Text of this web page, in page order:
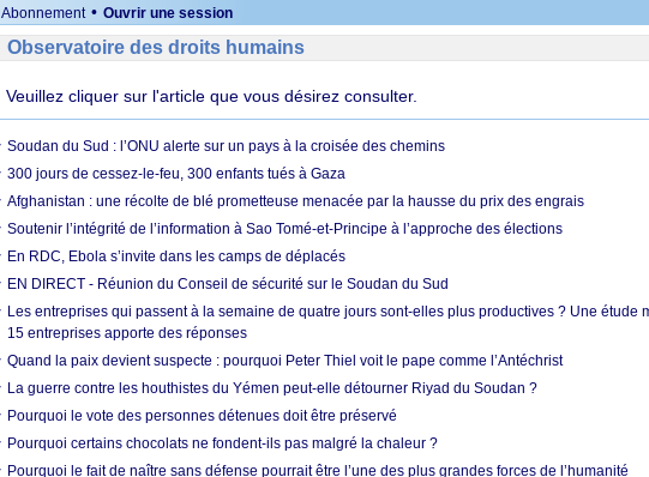
Abonnement • Ouvrir une session
Observatoire des droits humains
Veuillez cliquer sur l'article que vous désirez consulter.
Soudan du Sud : l’ONU alerte sur un pays à la croisée des chemins
300 jours de cessez-le-feu, 300 enfants tués à Gaza
Afghanistan : une récolte de blé prometteuse menacée par la hausse du prix des engrais
Soutenir l’intégrité de l’information à Sao Tomé-et-Principe à l’approche des élections
En RDC, Ebola s’invite dans les camps de déplacés
EN DIRECT - Réunion du Conseil de sécurité sur le Soudan du Sud
Les entreprises qui passent à la semaine de quatre jours sont-elles plus productives ? Une étude
15 entreprises apporte des réponses
Quand la paix devient suspecte : pourquoi Peter Thiel voit le pape comme l’Antéchrist
La guerre contre les houthistes du Yémen peut-elle détourner Riyad du Soudan ?
Pourquoi le vote des personnes détenues doit être préservé
Pourquoi certains chocolats ne fondent-ils pas malgré la chaleur ?
Pourquoi le fait de naître sans défense pourrait être l’une des plus grandes forces de l’humanité